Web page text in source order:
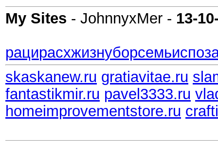
My Sites - JohnnyxMer - 13-
рацирасхжизнуборсемьиспо
skaskanew.ru gratiavitae.ru
fantastikmir.ru pavel3333.ru
homeimprovementstore.ru